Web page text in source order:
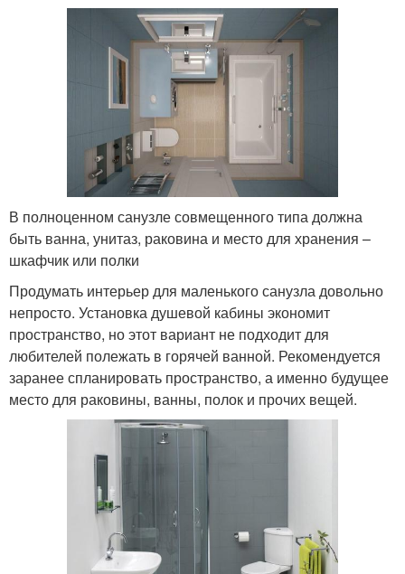
В полноценном санузле совмещенного типа должна
быть ванна, унитаз, раковина и место для хранения –
шкафчик или полки
Продумать интерьер для маленького санузла довольно
непросто. Установка душевой кабины экономит
пространство, но этот вариант не подходит для
любителей полежать в горячей ванной. Рекомендуется
заранее спланировать пространство, а именно будущее
место для раковины, ванны, полок и прочих вещей.